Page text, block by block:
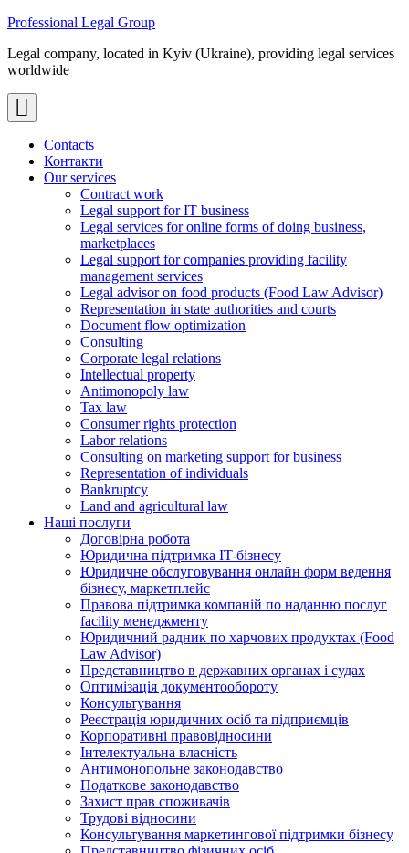
Skip
content
Professional Legal Group
Legal company, located in Kyiv (Ukraine), providing legal services
worldwide
Contacts
Контакти
Our services
Contract work
Legal support for IT business
Legal services for online forms of doing business,
marketplaces
Legal support for companies providing facility
management services
Legal advisor on food products (Food Law Advisor)
Representation in state authorities and courts
Document flow optimization
Consulting
Corporate legal relations
Intellectual property
Antimonopoly law
Tax law
Consumer rights protection
Labor relations
Consulting on marketing support for business
Representation of individuals
Bankruptcy
Land and agricultural law
Наші послуги
Договірна робота
Юридична підтримка IT-бізнесу
Юридичне обслуговування онлайн форм ведення
бізнесу, маркетплейс
Правова підтримка компаній по наданню послуг
facility менеджменту
Юридичний радник по харчових продуктах (Food
Law Advisor)
Представництво в державних органах і судах
Оптимізація документообороту
Консультування
Реєстрація юридичних осіб та підприємців
Корпоративні правовідносини
Інтелектуальна власність
Антимонопольне законодавство
Податкове законодавство
Захист прав споживачів
Трудові відносини
Консультування маркетингової підтримки бізнесу